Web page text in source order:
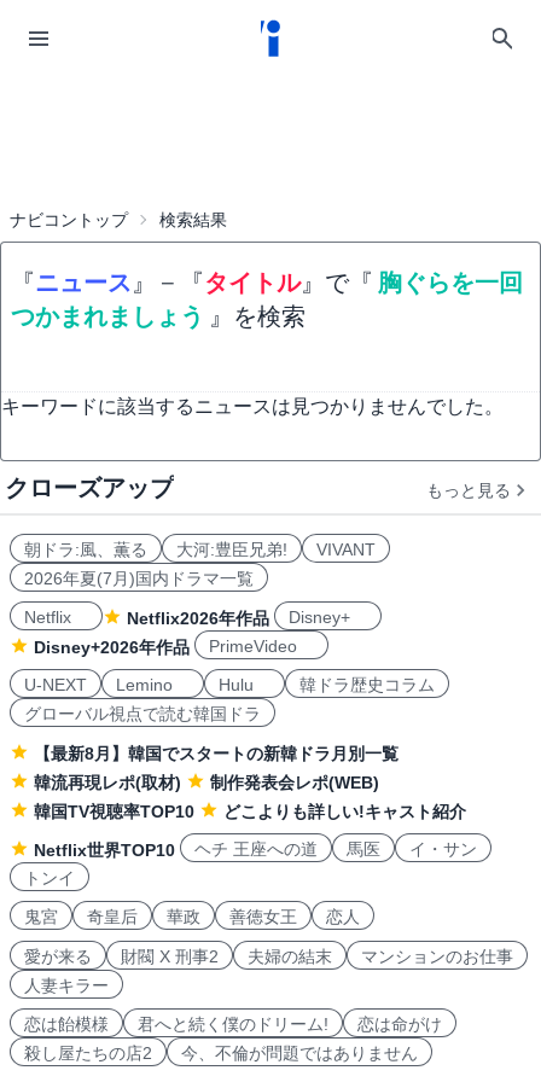
ナビコントップ 検索結果
『ニュース 』 − 『タイトル』で『 胸ぐらを一回
つかまれましょう 』を検索
キーワードに該当するニュースは見つかりませんでした。
クローズアップ もっと見る
朝ドラ:風、薫る 大河:豊臣兄弟!
VIVANT
2026年夏(7月)国内ドラマ一覧
Netflix
Netflix2026年作品
Disney+
Disney+2026年作品
PrimeVideo
U-NEXT
Lemino Hulu
韓ドラ歴史コラム
グローバル視点で読む韓国ドラ
【最新8月】韓国でスタートの新韓ドラ月別一覧
韓流再現レポ(取材)
制作発表会レポ(WEB)
韓国TV視聴率TOP10
どこよりも詳しい!キャスト紹介
Netflix世界TOP10
ヘチ 王座への道 馬医
イ・サン
トンイ
鬼宮
奇皇后 華政 善徳女王 恋人
愛が来る 財閥 X 刑事2 夫婦の結末
マンションのお仕事
人妻キラー
恋は飴模様
君へと続く僕のドリーム!
恋は命がけ
殺し屋たちの店2
今、不倫が問題ではありません